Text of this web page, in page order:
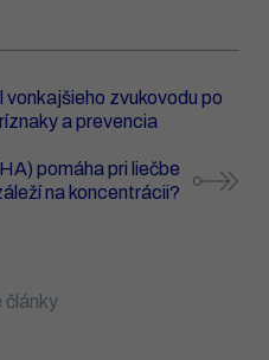
zvukovodu po
a prevencia
pomáha pri liečbe
na koncentrácii?
články